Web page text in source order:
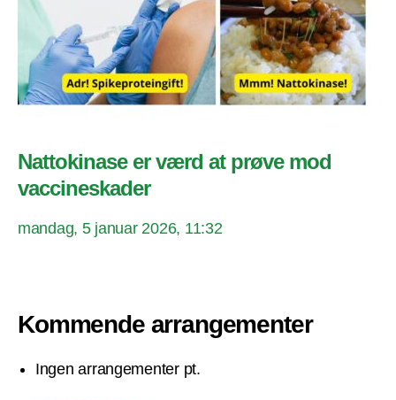
Nattokinase er værd at prøve mod
vaccineskader
mandag, 5 januar 2026, 11:32
Kommende arrangementer
Ingen arrangementer pt.